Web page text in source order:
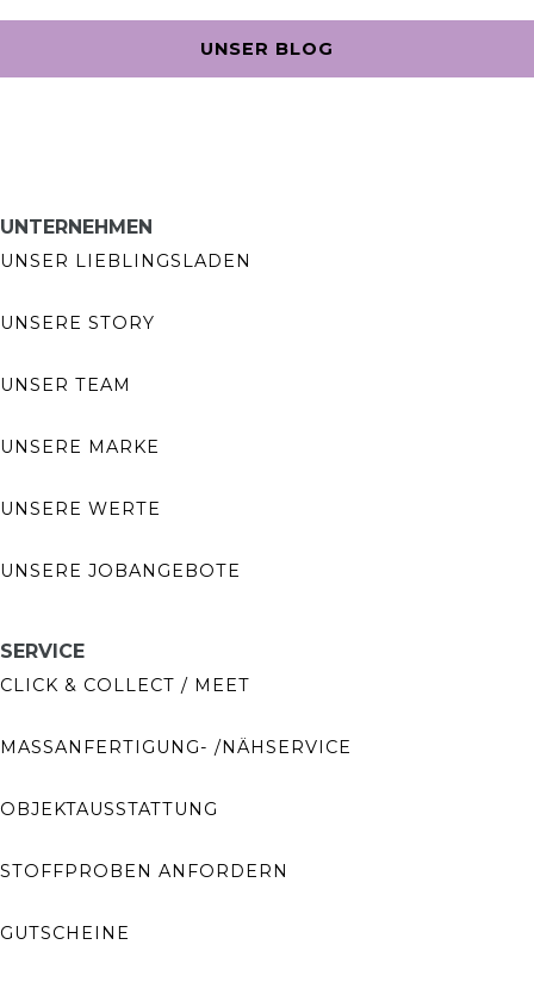
UNSER BLOG
UNTERNEHMEN
UNSER LIEBLINGSLADEN
UNSERE STORY
UNSER TEAM
UNSERE MARKE
UNSERE WERTE
UNSERE JOBANGEBOTE
SERVICE
CLICK & COLLECT / MEET
MASSANFERTIGUNG- /NÄHSERVICE
OBJEKTAUSSTATTUNG
STOFFPROBEN ANFORDERN
GUTSCHEINE